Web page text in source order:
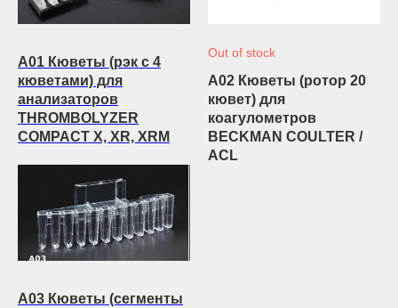
A01 Кюветы (рэк с 4
кюветами) для
анализаторов
THROMBOLYZER
COMPACT X, XR, XRM
Out of stock
A02 Кюветы (ротор 20
кювет) для
коагулометров
BECKMAN COULTER /
ACL
A03 Кюветы (сегменты